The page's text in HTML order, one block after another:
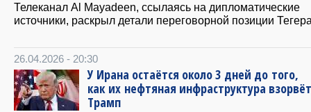
Телеканал Al Mayadeen, ссылаясь на дипломатические
источники, раскрыл детали переговорной позиции
26.04.2026 - 20:30
У Ирана остаётся около 3 дней до того,
как их нефтяная инфраструктура
Трамп